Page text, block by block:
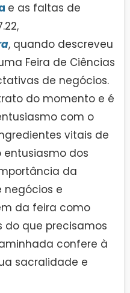
e as faltas de
, quando descreveu
Feira de Ciências
de negócios.
do momento e é
com o
vitais de
dos
da
negócios e
da feira como
do que precisamos
confere à
sacralidade e